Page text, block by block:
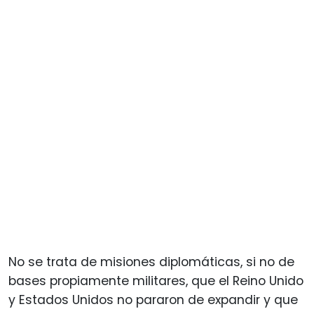
No se trata de misiones diplomáticas, si no de
bases propiamente militares, que el Reino Unido
y Estados Unidos no pararon de expandir y que